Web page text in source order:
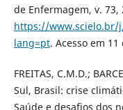
de Enfermagem, v. 73,
https://www.scielo.br/
lang=pt. Acesso em
FREITAS, C.M.D.;
Sul, Brasil: crise
Saúde e desafios dos